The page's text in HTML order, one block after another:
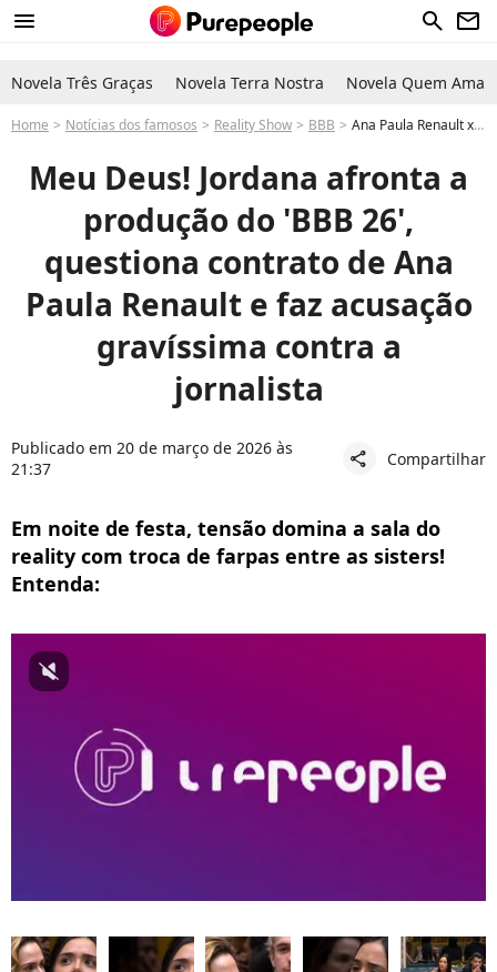
menu search newsletter
Novela Três Graças Novela Terra Nostra Novela Quem Ama
Home Notícias dos famosos Reality Show BBB Ana Paula Renault x Jordana no BBB 26: amiga de Jonas e Líder Cowboy questiona contrato da Globo e relembra assédio contra rival
Meu Deus! Jordana afronta a
produção do 'BBB 26',
questiona contrato de Ana
Paula Renault e faz acusação
gravíssima contra a
jornalista
Publicado em 20 de março de 2026 às
21:37
share Compartilhar
Em noite de festa, tensão domina a sala do
reality com troca de farpas entre as sisters!
Entenda: